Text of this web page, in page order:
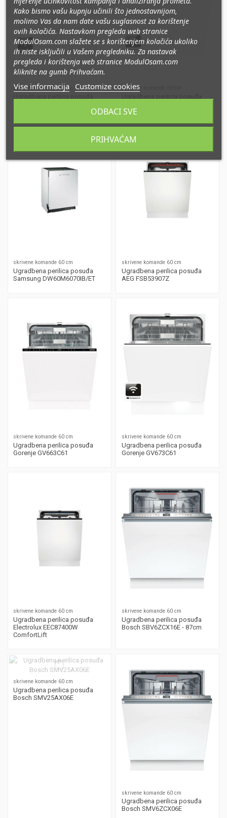
skrivene komande 60 cm skrivene komande 60 cm
skrivene komande 60 cm
Ugradbena perilica posuđa
Samsung DW60M6070IB/ET
skrivene komande 60 cm
Ugradbena perilica posuđa
AEG FSB53907Z
skrivene komande 60 cm
Ugradbena perilica posuđa
Gorenje GV663C61
skrivene komande 60 cm
Ugradbena perilica posuđa
Gorenje GV673C61
skrivene komande 60 cm
Ugradbena perilica posuđa
Electrolux EEC87400W
ComfortLift
skrivene komande 60 cm
Ugradbena perilica posuđa
Bosch SBV6ZCX16E - 87cm
skrivene komande 60 cm
Ugradbena perilica posuđa
Bosch SMV25AX06E
skrivene komande 60 cm
Ugradbena perilica posuđa
Bosch SMV6ZCX06E
Kako bismo vašu kupnju učinili što jednostavnijom,
molimo Vas da nam date vašu suglasnost za korištenje
ovih kolačića. Nastavkom pregleda web stranice
ModulOsam.com slažete se s korištenjem kolačića ukoliko
ih niste isključili u Vašem pregledniku. Za nastavak
pregleda i korištenja web stranice ModulOsam.com
kliknite na gumb Prihvaćam.
Vise informacija Customize cookies
ODBACI SVE
PRIHVAĆAM